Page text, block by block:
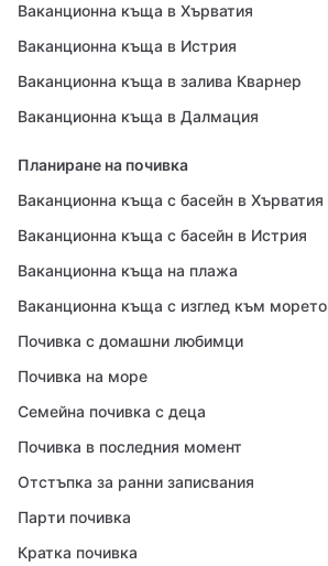
Ваканционна къща в Хърватия
Ваканционна къща в Истрия
Ваканционна къща в залива Кварнер
Ваканционна къща в Далмация
Планиране на почивка
Ваканционна къща с басейн в Хърватия
Ваканционна къща с басейн в Истрия
Ваканционна къща на плажа
Ваканционна къща с изглед към морето
Почивка с домашни любимци
Почивка на море
Семейна почивка с деца
Почивка в последния момент
Отстъпка за ранни записвания
Парти почивка
Кратка почивка